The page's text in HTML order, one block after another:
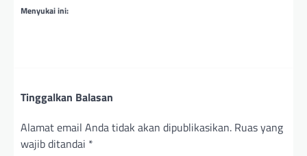
Menyukai ini:
Tinggalkan Balasan
Alamat email Anda tidak akan dipublikasikan. Ruas yang
wajib ditandai *